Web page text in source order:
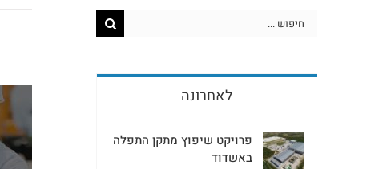
לאחרונה
פרויקט שיפוץ מתקן התפלה
באשדוד